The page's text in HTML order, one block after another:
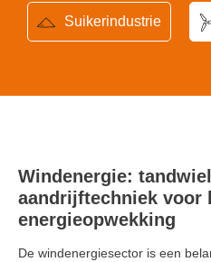
Suikerindustrie
Windenergie:
aandrijftechniek voor
energieopwekking
De windenergiesector is een